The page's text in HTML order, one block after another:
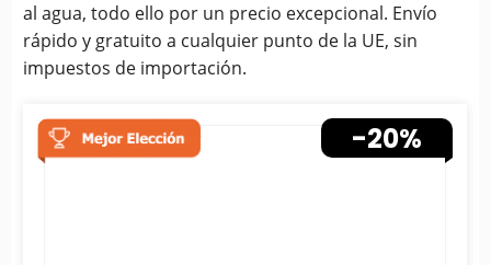
al agua, todo ello por un precio excepcional. Envío
rápido y gratuito a cualquier punto de la UE, sin
impuestos de importación.
-20%